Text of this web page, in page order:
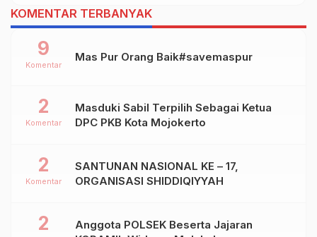
KOMENTAR TERBANYAK
Mas Pur Orang Baik#savemaspur
9
Komentar
Masduki Sabil Terpilih Sebagai Ketua
DPC PKB Kota Mojokerto
2
Komentar
SANTUNAN NASIONAL KE – 17,
ORGANISASI SHIDDIQIYYAH
2
Komentar
Anggota POLSEK Beserta Jajaran
2